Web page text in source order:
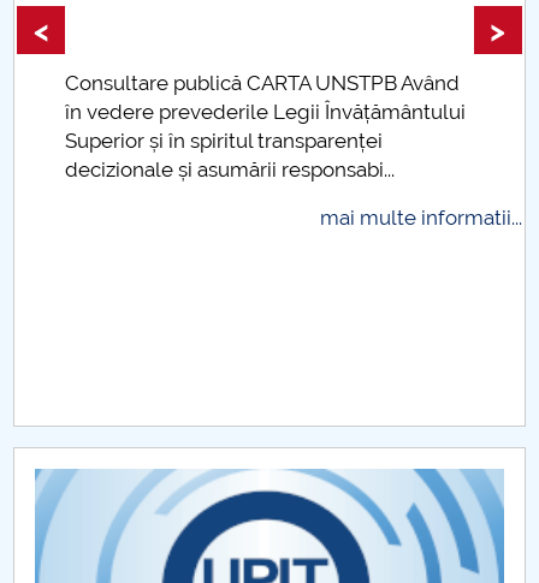
Parteneri CUP
Centrul de Consiliere și Orientare în Carieră
Cadre didactice titulare
Programe de licență DFCE
Programe de master DFCE
Consultare publică CARTA UNSTPB Având
în vedere prevederile Legii Învățământului
Superior și în spiritul transparenței
decizionale și asumării responsabi...
mai multe informatii...
< >